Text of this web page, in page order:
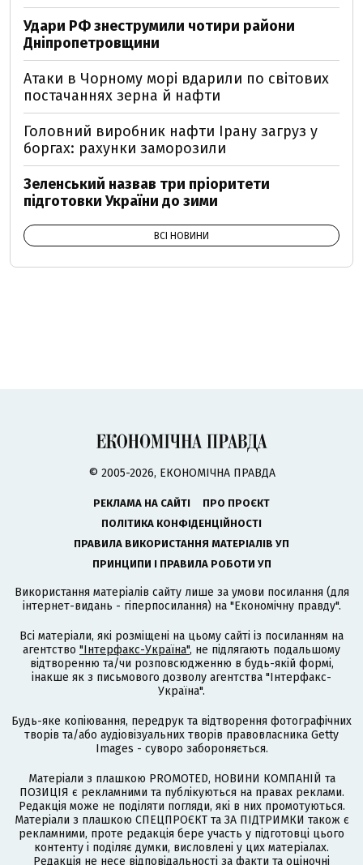
Удари РФ знеструмили чотири райони
Дніпропетровщини
Атаки в Чорному морі вдарили по світових
постачаннях зерна й нафти
Головний виробник нафти Ірану загруз у
боргах: рахунки заморозили
Зеленський назвав три пріоритети
підготовки України до зими
ВСІ НОВИНИ
© 2005-2026, ЕКОНОМІЧНА ПРАВДА
РЕКЛАМА НА САЙТІ
ПРО ПРОЄКТ
ПОЛІТИКА КОНФІДЕНЦІЙНОСТІ
ПРАВИЛА ВИКОРИСТАННЯ МАТЕРІАЛІВ УП
ПРИНЦИПИ І ПРАВИЛА РОБОТИ УП
Використання матеріалів сайту лише за умови посилання (для
інтернет-видань - гіперпосилання) на "Економічну правду".
Всі матеріали, які розміщені на цьому сайті із посиланням на
агентство "Інтерфакс-Україна", не підлягають подальшому
відтворенню та/чи розповсюдженню в будь-якій формі,
інакше як з письмового дозволу агентства "Інтерфакс-
Україна".
Будь-яке копіювання, передрук та відтворення фотографічних
творів та/або аудіовізуальних творів правовласника Getty
Images - суворо забороняється.
Матеріали з плашкою PROMOTED, НОВИНИ КОМПАНІЙ та
ПОЗИЦІЯ є рекламними та публікуються на правах реклами.
Редакція може не поділяти погляди, які в них промотуються.
Матеріали з плашкою СПЕЦПРОЄКТ та ЗА ПІДТРИМКИ також є
рекламними, проте редакція бере участь у підготовці цього
контенту і поділяє думки, висловлені у цих матеріалах.
Редакція не несе відповідальності за факти та оціночні